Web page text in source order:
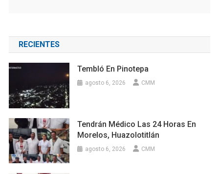
RECIENTES
Tembló En Pinotepa
agosto 6, 2026 CMM
Tendrán Médico Las 24 Horas En
Morelos, Huazolotitlán
agosto 6, 2026 CMM